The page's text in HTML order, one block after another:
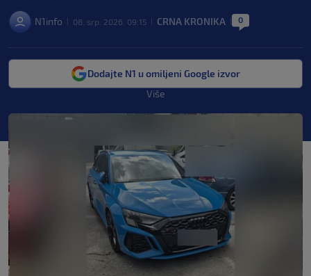
N1info 08. srp. 2026. 09:15 CRNA KRONIKA 0
Dodajte N1 u omiljeni Google izvor
Više